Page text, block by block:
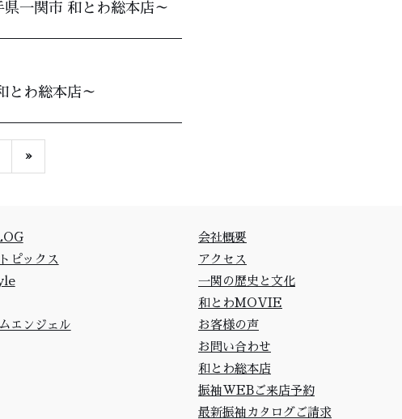
一関市 和とわ総本店～
とわ総本店～
»
ピックス
エンジェル
会社概要
アクセス
一関の歴史と文化
和とわMOVIE
お客様の声
お問い合わせ
和とわ総本店
振袖WEBご来店予約
最新振袖カタログご請求